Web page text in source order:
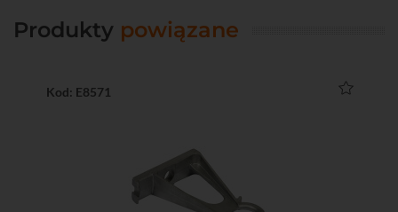
Produkty powiązane
Kod: E8571